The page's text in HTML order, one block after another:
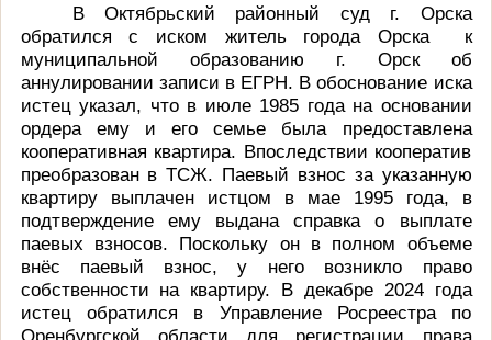
В Октябрьский районный суд г. Орска
обратился с иском житель города Орска к
муниципальной образованию г. Орск об
аннулировании записи в ЕГРН. В обоснование иска
истец указал, что в июле 1985 года на основании
ордера ему и его семье была предоставлена
кооперативная квартира. Впоследствии кооператив
преобразован в ТСЖ. Паевый взнос за указанную
квартиру выплачен истцом в мае 1995 года, в
подтверждение ему выдана справка о выплате
паевых взносов. Поскольку он в полном объеме
внёс паевый взнос, у него возникло право
собственности на квартиру. В декабре 2024 года
истец обратился в Управление Росреестра по
Оренбургской области для регистрации права